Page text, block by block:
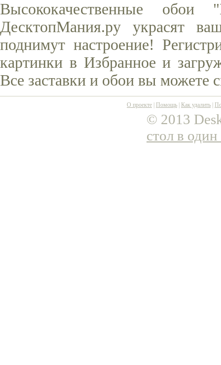
Высококачественные
ДесктопМания.ру украсят
поднимут настроение!
картинки в Избранное и
Все заставки и обои вы можете
О проекте Помощь Как удалить
© 2013
стол в